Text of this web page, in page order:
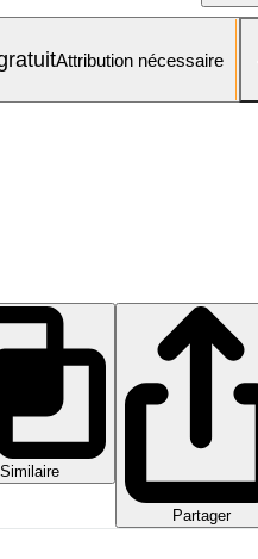
Attribution nécessaire
Similaire
Partager